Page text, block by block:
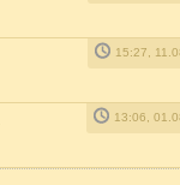
15:27,
13:06,